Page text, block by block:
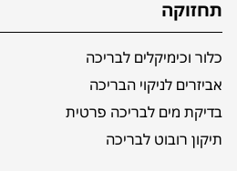
תחזוקה
כלור וכימיקלים לבריכה
אביזרים לניקוי הבריכה
בדיקת מים לבריכה פרטית
תיקון רובוט לבריכה